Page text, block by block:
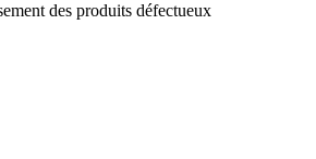
des produits défectueux